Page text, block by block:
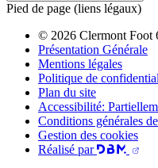
Pied de page (liens légaux)
© 2026 Clermont Foot
Présentation Générale
Mentions légales
Politique de
Plan du site
Accessibilité:
Conditions générales
Gestion des cookies
Réalisé par